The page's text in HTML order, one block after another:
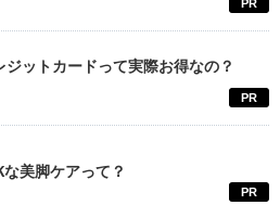
PR
ットカードって実際お得なの？
PR
な美脚ケアって？
PR